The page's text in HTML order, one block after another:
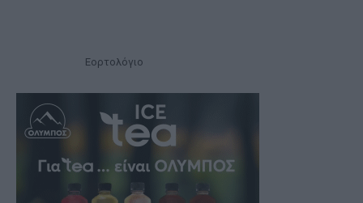
Εορτολόγιο